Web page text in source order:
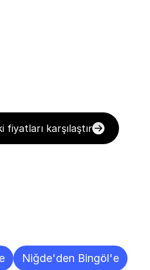
fiyatları karşılaştır
Niğde'den Bingöl'e